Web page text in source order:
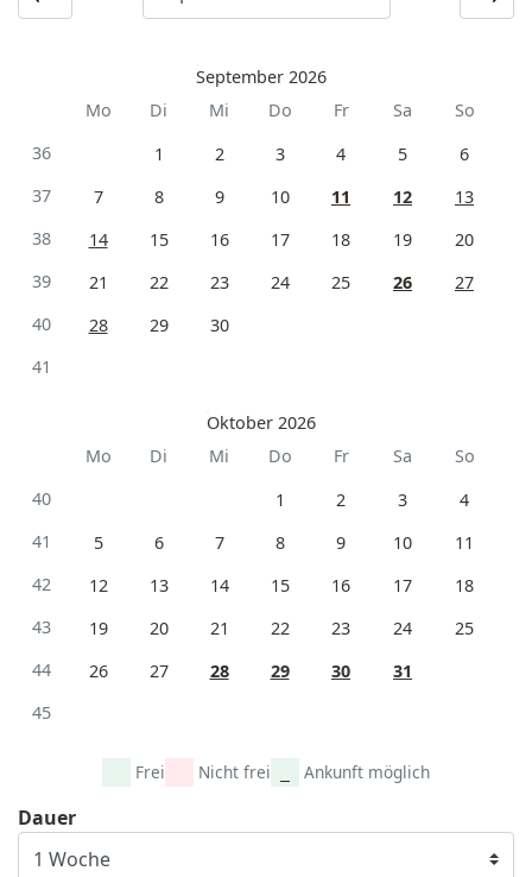
September 2026
Mo
Di Mi Do Fr Sa
So
36
1 2 3 4 5
6
37
7 8 9 10 11 12
13
38
14 15 16 17 18 19
20
39
21 22 23 24 25 26
27
40
28 29
30
41
Oktober 2026
Mo
Di Mi Do Fr Sa
So
40
1 2 3
4
41
5 6 7 8 9 10
11
42
12 13 14 15 16 17
18
43
19 20 21 22 23 24
25
44
26 27 28 29 30
31
45
Frei Nicht frei Ankunft möglich
Dauer